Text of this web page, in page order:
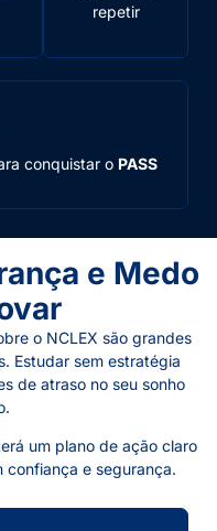
repetir
conquistar o PASS
e Medo
o NCLEX são grandes
Estudar sem estratégia
de atraso no seu sonho
um plano de ação claro
confiança e segurança.